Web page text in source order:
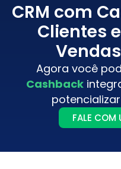
CRM com
Clientes
Agora você
Cashback
FALE COM